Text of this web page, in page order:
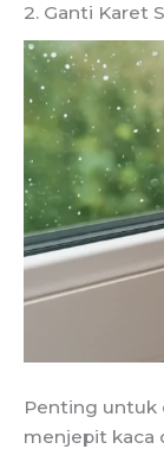
2. Ganti Karet
Penting untuk
menjepit kaca